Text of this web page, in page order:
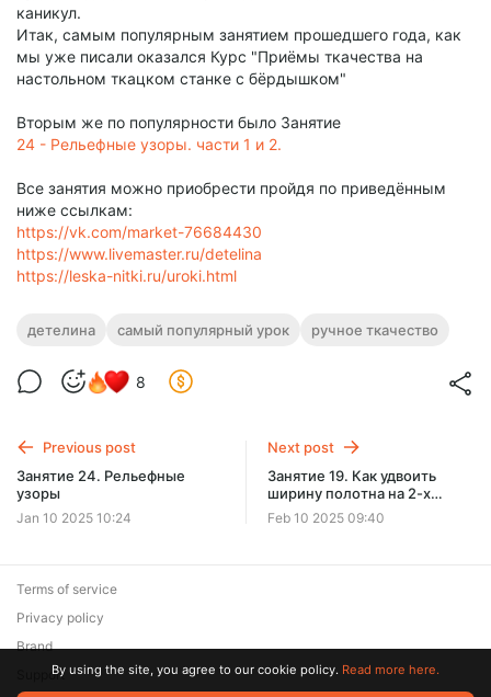
каникул.
Итак, самым популярным занятием прошедшего года, как
мы уже писали оказался Курс "Приёмы ткачества на
настольном ткацком станке с бёрдышком"
Вторым же по популярности было Занятие
24 - Рельефные узоры. части 1 и 2.
Все занятия можно приобрести пройдя по приведённым
ниже ссылкам:
https://vk.com/market-76684430
https://www.livemaster.ru/detelina
https://leska-nitki.ru/uroki.html
детелина самый популярный урок ручное ткачество
8
Previous post
Занятие 24. Рельефные
узоры
Jan 10 2025 10:24
Next post
Занятие 19. Как удвоить
ширину полотна на 2-х
бёрдах
Feb 10 2025 09:40
Terms of service
Privacy policy
Brand
SupportBy using the site, you agree to our cookie policy. Read more here.